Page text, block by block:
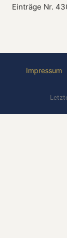
Einträge Nr.
Impressum